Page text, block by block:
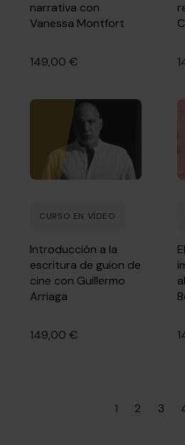
narrativa con
Vanessa Montfort
149,00 €
CURSO EN VÍDEO
Introducción a la
escritura de guion de
cine con Guillermo
Arriaga
149,00 €
1 2 3